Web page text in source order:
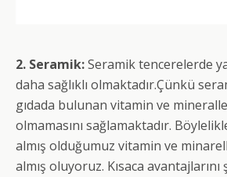
2. Seramik:Seramik tencerelerde
daha sağlıklı olmaktadır.Çünkü
gıdada bulunan vitamin ve
olmamasını sağlamaktadır.
almış olduğumuz vitamin ve
almış oluyoruz. Kısaca avantajlarını